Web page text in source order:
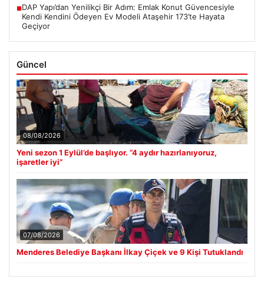
■DAP Yapı’dan Yenilikçi Bir Adım: Emlak Konut Güvencesiyle
Kendi Kendini Ödeyen Ev Modeli Ataşehir 173’te Hayata
Geçiyor
Güncel
08/08/2026
Yeni sezon 1 Eylül’de başlıyor. “4 aydır hazırlanıyoruz,
işaretler iyi”
07/08/2026
Menderes Belediye Başkanı İlkay Çiçek ve 9 Kişi Tutuklandı